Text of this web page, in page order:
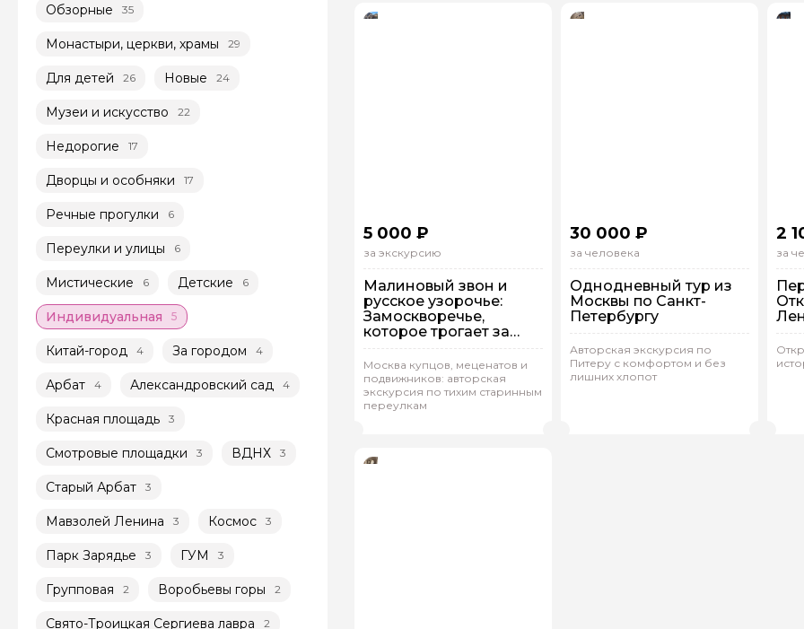
Обзорные 35
Монастыри, церкви, храмы 29
Для детей 26 Новые 24
Музеи и искусство 22
Недорогие 17
Дворцы и особняки 17
Речные прогулки 6
Переулки и улицы 6
Мистические 6 Детские 6
Индивидуальная 5
Китай-город 4 За городом 4
Арбат 4 Александровский сад 4
Красная площадь 3
Смотровые площадки 3 ВДНХ 3
Старый Арбат 3
Мавзолей Ленина 3 Космос 3
Парк Зарядье 3 ГУМ 3
Групповая 2 Воробьевы горы 2
Свято-Троицкая Сергиева лавра 2
5 000 ₽
за экскурсию
Малиновый звон и
русское узорочье:
Замоскворечье,
которое трогает за
душу
Москва купцов, меценатов и
подвижников: авторская
экскурсия по тихим старинным
переулкам
Татьяна.Ф 372
Индивидуальная
Пешком
30 000 ₽
за человека
Однодневный тур из
Москвы по Санкт-
Петербургу
Авторская экскурсия по
Питеру с комфортом и без
лишних хлопот
Групповая
2
за